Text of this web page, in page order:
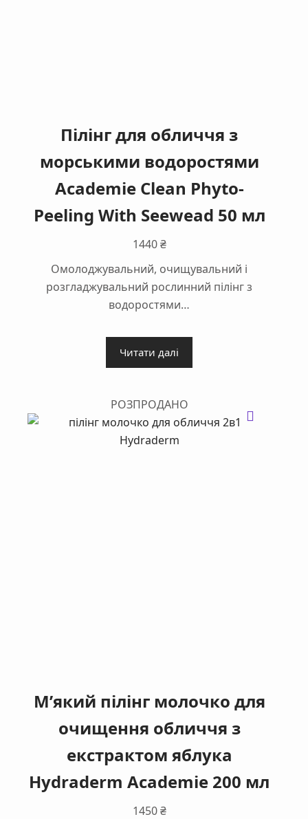
Пілінг для обличчя з
морськими водоростями
Academie Clean Phyto-
Peeling With Seewead 50 мл
1440₴
Омолоджувальний, очищувальний і
розгладжувальний рослинний пілінг з
водоростями…
Читати далі
РОЗПРОДАНО
М’який пілінг молочко для
очищення обличчя з
екстрактом яблука
Hydraderm Academie 200 мл
1450₴